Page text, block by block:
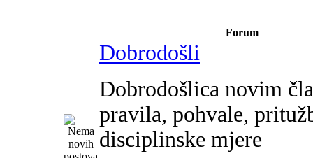
Forum
Dobrodošli
Dobrodošlica novim
pravila, pohvale,
disciplinske mjere